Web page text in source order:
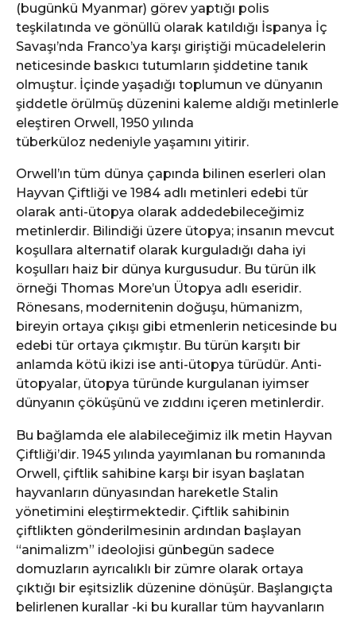
(bugünkü Myanmar) görev yaptığı polis
teşkilatında ve gönüllü olarak katıldığı İspanya İç
Savaşı’nda Franco’ya karşı giriştiği mücadelelerin
neticesinde baskıcı tutumların şiddetine tanık
olmuştur. İçinde yaşadığı toplumun ve dünyanın
şiddetle örülmüş düzenini kaleme aldığı metinlerle
eleştiren Orwell, 1950 yılında
tüberküloz nedeniyle yaşamını yitirir.
Orwell’ın tüm dünya çapında bilinen eserleri olan
Hayvan Çiftliği ve 1984 adlı metinleri edebi tür
olarak anti-ütopya olarak addedebileceğimiz
metinlerdir. Bilindiği üzere ütopya; insanın mevcut
koşullara alternatif olarak kurguladığı daha iyi
koşulları haiz bir dünya kurgusudur. Bu türün ilk
örneği Thomas More’un Ütopya adlı eseridir.
Rönesans, modernitenin doğuşu, hümanizm,
bireyin ortaya çıkışı gibi etmenlerin neticesinde bu
edebi tür ortaya çıkmıştır. Bu türün karşıtı bir
anlamda kötü ikizi ise anti-ütopya türüdür. Anti-
ütopyalar, ütopya türünde kurgulanan iyimser
dünyanın çöküşünü ve zıddını içeren metinlerdir.
Bu bağlamda ele alabileceğimiz ilk metin Hayvan
Çiftliği’dir. 1945 yılında yayımlanan bu romanında
Orwell, çiftlik sahibine karşı bir isyan başlatan
hayvanların dünyasından hareketle Stalin
yönetimini eleştirmektedir. Çiftlik sahibinin
çiftlikten gönderilmesinin ardından başlayan
“animalizm” ideolojisi günbegün sadece
domuzların ayrıcalıklı bir zümre olarak ortaya
çıktığı bir eşitsizlik düzenine dönüşür. Başlangıçta
belirlenen kurallar -ki bu kurallar tüm hayvanların